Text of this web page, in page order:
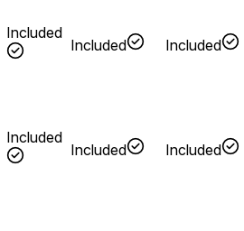
Included
Included
Included
Included
Included Included